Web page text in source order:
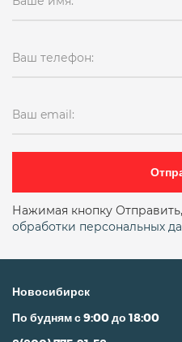
Ваш телефон:
Ваш email:
Нажимая кнопку
обработки персональных
Новосибирск
По будням с 9:00 до 18:00